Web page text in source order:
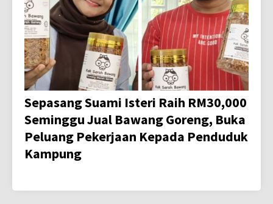
Sepasang Suami Isteri Raih RM30,000
Seminggu Jual Bawang Goreng, Buka
Peluang Pekerjaan Kepada Penduduk
Kampung